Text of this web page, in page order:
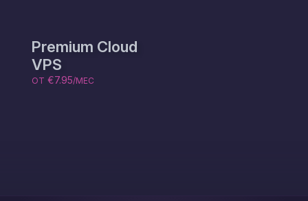
Premium Cloud
VPS
ОТ €7.95/МЕС